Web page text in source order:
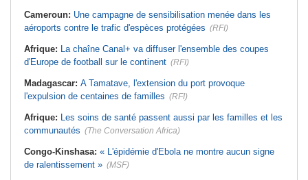
Cameroun: Une campagne de sensibilisation menée dans les
aéroports contre le trafic d'espèces protégées (RFI)
Afrique: La chaîne Canal+ va diffuser l'ensemble des coupes
d'Europe de football sur le continent (RFI)
Madagascar: A Tamatave, l'extension du port provoque
l'expulsion de centaines de familles (RFI)
Afrique: Les soins de santé passent aussi par les familles et les
communautés (The Conversation Africa)
Congo-Kinshasa: « L'épidémie d'Ebola ne montre aucun signe
de ralentissement » (MSF)